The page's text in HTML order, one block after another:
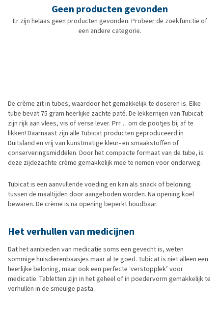
Geen producten gevonden
Er zijn helaas geen producten gevonden. Probeer de zoekfunctie of
een andere categorie.
De crème zit in tubes, waardoor het gemakkelijk te doseren is. Elke
tube bevat 75 gram heerlijke zachte paté. De lekkernijen van Tubicat
zijn rijk aan vlees, vis of verse lever. Prr… om de pootjes bij af te
likken! Daarnaast zijn alle Tubicat producten geproduceerd in
Duitsland en vrij van kunstmatige kleur- en smaakstoffen of
conserveringsmiddelen. Door het compacte formaat van de tube, is
deze zijdezachte crème gemakkelijk mee te nemen voor onderweg.
Tubicat is een aanvullende voeding en kan als snack of beloning
tussen de maaltijden door aangeboden worden. Na opening koel
bewaren. De crème is na opening beperkt houdbaar.
Het verhullen van medicijnen
Dat het aanbieden van medicatie soms een gevecht is, weten
sommige huisdierenbaasjes maar al te goed. Tubicat is niet alleen een
heerlijke beloning, maar ook een perfecte ‘verstopplek’ voor
medicatie. Tabletten zijn in het geheel of in poedervorm gemakkelijk te
verhullen in de smeuïge pasta.